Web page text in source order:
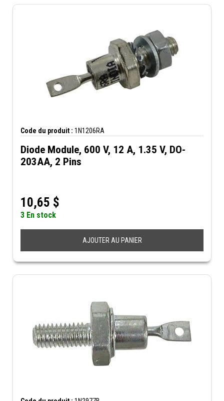
Code du produit : 1N1206RA
Diode Module, 600 V, 12 A, 1.35 V, DO-
203AA, 2 Pins
10,65 $
3 En stock
AJOUTER AU PANIER